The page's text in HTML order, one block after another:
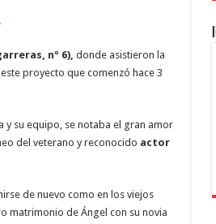
nº 6), donde asistieron la
proyecto que comenzó hace 3
y su equipo, se notaba el gran amor
del veterano y reconocido actor
de nuevo como en los viejos
matrimonio de Ángel con su novia